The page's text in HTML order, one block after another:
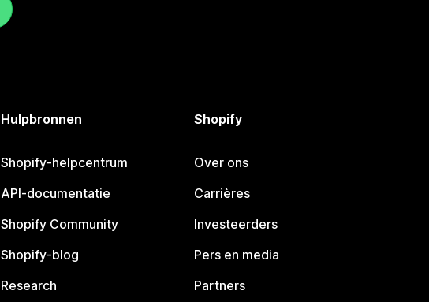
Hulpbronnen
Shopify-helpcentrum
API-documentatie
Shopify Community
Shopify-blog
Research
Shopify
Over ons
Carrières
Investeerders
Pers en media
Partners